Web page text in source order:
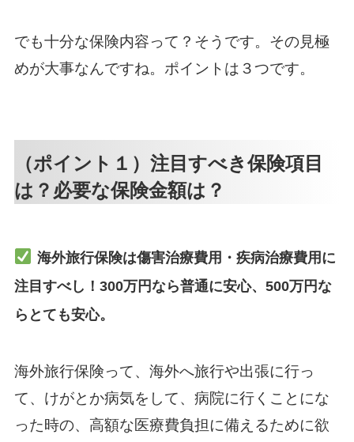
でも十分な保険内容って？そうです。その見極
めが大事なんですね。ポイントは３つです。
（ポイント１）注目すべき保険項目
は？必要な保険金額は？
海外旅行保険は傷害治療費用・疾病治療費用に
注目すべし！300万円なら普通に安心、500万円な
らとても安心。
海外旅行保険って、海外へ旅行や出張に行っ
て、けがとか病気をして、病院に行くことにな
った時の、高額な医療費負担に備えるために欲